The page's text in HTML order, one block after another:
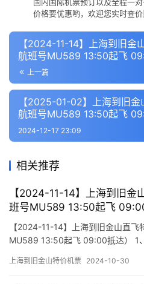
价格要优惠哟，欢迎您实时查价
【2024-11-14】上海到旧金
航班号MU589 13:50起飞
上一篇
【2025-01-02】上海到旧
航班号MU589 13:50起飞
2024-12-17 23:09
相关推荐
【2024-11-14】上海到旧金
班号MU589 13:50起飞
【2024-11-14】上海到旧金山直飞
MU589 13:50起飞 09:00抵达） 1
(Flight) (class) (Departure Time)
上海到旧金山特价机票 2024-10-30